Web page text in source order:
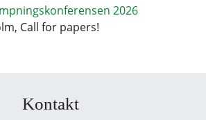
2026
Call for papers!
Kontakt